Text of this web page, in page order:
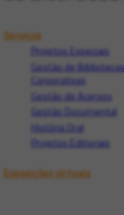
Serviços
Projetos Especiais
Gestão de Bibliotecas
Corporativas
Gestão de Acervos
Gestão Documental
História Oral
Projetos Editoriais
Exposições virtuais